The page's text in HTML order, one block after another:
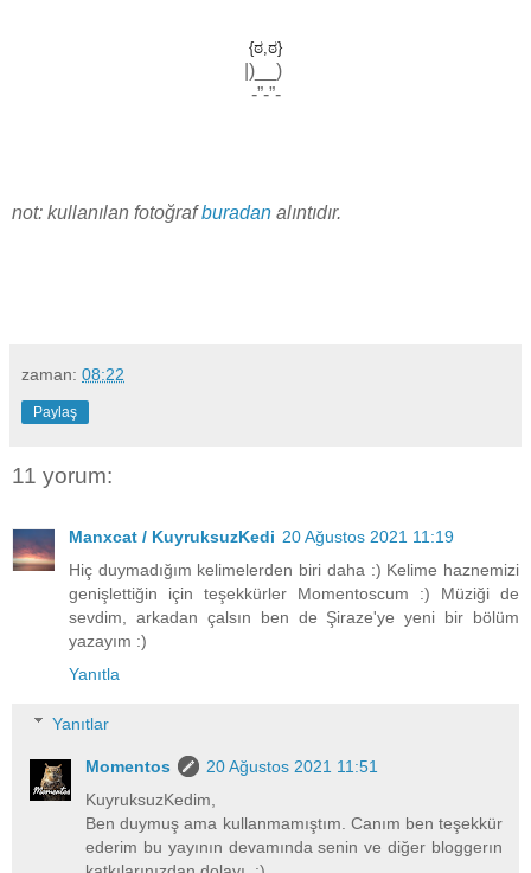
{ಠ,ಠ}
|)__)
-”-”-
not: kullanılan fotoğrafburadan alıntıdır.
zaman: 08:22
Paylaş
11 yorum:
Manxcat / KuyruksuzKedi 20 Ağustos 2021 11:19
Hiç duymadığım kelimelerden biri daha :) Kelime haznemizi
genişlettiğin için teşekkürler Momentoscum :) Müziği de
sevdim, arkadan çalsın ben de Şiraze'ye yeni bir bölüm
yazayım :)
Yanıtla
Yanıtlar
Momentos
20 Ağustos 2021 11:51
KuyruksuzKedim,
Ben duymuş ama kullanmamıştım. Canım ben teşekkür
ederim bu yayının devamında senin ve diğer bloggerın